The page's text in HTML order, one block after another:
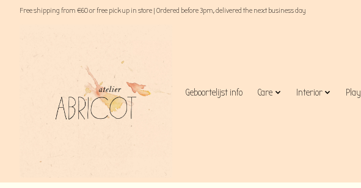
Free shipping from €60 or free pick up in store | Ordered before 3pm, delivered the next business day
Geboortelijst info Care Interior Play